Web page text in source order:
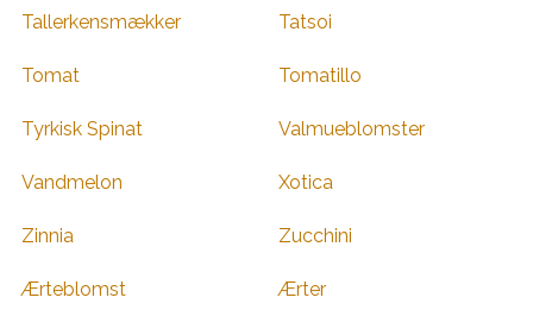
Tallerkensmækker Tatsoi
Tomat Tomatillo
Tyrkisk Spinat Valmueblomster
Vandmelon Xotica
Zinnia Zucchini
Ærteblomst Ærter